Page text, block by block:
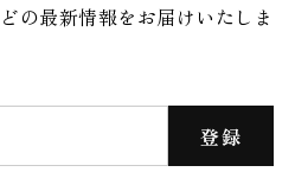
の最新情報をお届けいたしま
登録